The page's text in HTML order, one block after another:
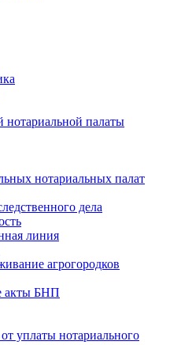
нотариальной палаты
нотариальных палат
дела
линия
агрогородков
акты БНП
уплаты нотариального